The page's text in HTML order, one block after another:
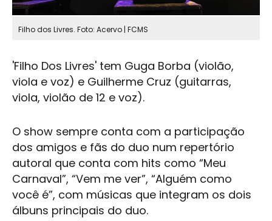
Filho dos Livres. Foto: Acervo | FCMS
'Filho Dos Livres' tem Guga Borba (violão,
viola e voz) e Guilherme Cruz (guitarras,
viola, violão de 12 e voz).
O show sempre conta com a participação
dos amigos e fãs do duo num repertório
autoral que conta com hits como “Meu
Carnaval”, “Vem me ver”, “Alguém como
você é”, com músicas que integram os dois
álbuns principais do duo.